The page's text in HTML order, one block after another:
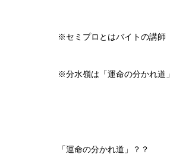
※セミプロとはバイトの講師
※分水嶺は「運命の分かれ道」
「運命の分かれ道」？？